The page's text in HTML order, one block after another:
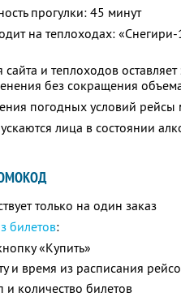
прогулки: 45 минут
на теплоходах:
и теплоходов
без сокращения
погодных условий рейсы
лица в состоянии
только на один заказ
билетов:
«Купить»
и время из расписания
и количество билетов